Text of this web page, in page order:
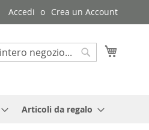
Accedi Crea un Account
Articoli da regalo